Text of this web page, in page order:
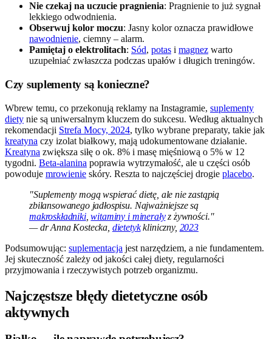
Nie czekaj na uczucie pragnienia: Pragnienie to już sygnał
lekkiego odwodnienia.
Obserwuj kolor moczu: Jasny kolor oznacza prawidłowe
nawodnienie, ciemny – alarm.
Pamiętaj o elektrolitach: Sód, potas i magnez warto
uzupełniać zwłaszcza podczas upałów i długich treningów.
Czy suplementy są konieczne?
Wbrew temu, co przekonują reklamy na Instagramie, suplementy
diety nie są uniwersalnym kluczem do sukcesu. Według aktualnych
rekomendacji Strefa Mocy, 2024, tylko wybrane preparaty, takie jak
kreatyna czy izolat białkowy, mają udokumentowane działanie.
Kreatyna zwiększa siłę o ok. 8% i masę mięśniową o 5% w 12
tygodni. Beta-alanina poprawia wytrzymałość, ale u części osób
powoduje mrowienie skóry. Reszta to najczęściej drogie placebo.
"Suplementy mogą wspierać dietę, ale nie zastąpią
zbilansowanego jadłospisu. Najważniejsze są
makroskładniki,witaminy i minerałyz żywności."
— dr Anna Kostecka, dietetykkliniczny, 2023
Podsumowując: suplementacja jest narzędziem, a nie fundamentem.
Jej skuteczność zależy od jakości całej diety, regularności
przyjmowania i rzeczywistych potrzeb organizmu.
Najczęstsze błędy dietetyczne osób
aktywnych